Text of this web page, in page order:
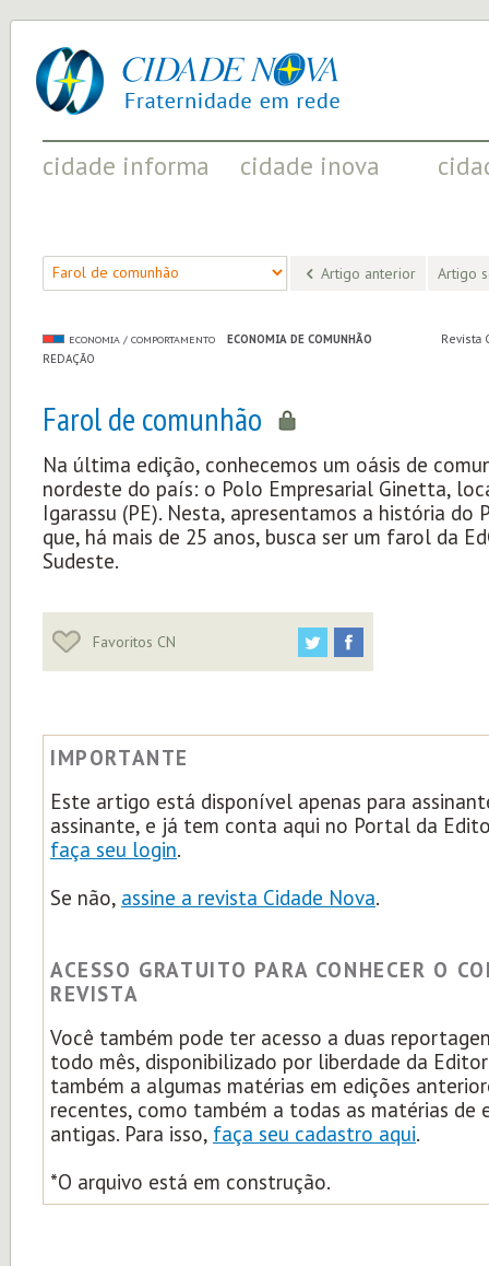
cidade
nova
UM
PROJETO
PELA
FRATERNIDADE
cidade informa cidade inova
Artigo anterior Artigo
ECONOMIA / COMPORTAMENTO ECONOMIA DE COMUNHÃO
Revista
REDAÇÃO
Farol de comunhão
Na última edição, conhecemos um oásis de
nordeste do país: o Polo Empresarial Ginetta,
Igarassu (PE). Nesta, apresentamos a história do
que, há mais de 25 anos, busca ser um farol da
Sudeste.
Favoritos CN
IMPORTANTE
Este artigo está disponível apenas para
assinante, e já tem conta aqui no Portal da
faça seu login.
Se não, assine a revista Cidade Nova.
ACESSO GRATUITO PARA CONHECER O
REVISTA
Você também pode ter acesso a duas
todo mês, disponibilizado por liberdade da
também a algumas matérias em edições
recentes, como também a todas as matérias de
antigas. Para isso, faça seu cadastro aqui.
*O arquivo está em construção.